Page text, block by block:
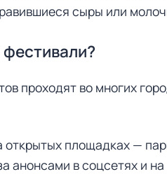
сыры или
проходят во многих
площадках —
анонсами в соцсетях и